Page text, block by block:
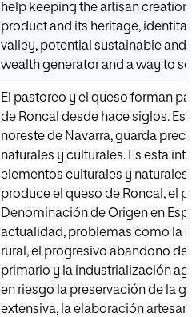
help keeping the artisan creation
product and its heritage,
valley, potential sustainable and
wealth generator and a way to
El pastoreo y el queso forman
de Roncal desde hace siglos.
noreste de Navarra, guarda
naturales y culturales. Es esta
elementos culturales y naturales
produce el queso de Roncal, el
Denominación de Origen en
actualidad, problemas como la
rural, el progresivo abandono del
primario y la industrialización
en riesgo la preservación de la
extensiva, la elaboración